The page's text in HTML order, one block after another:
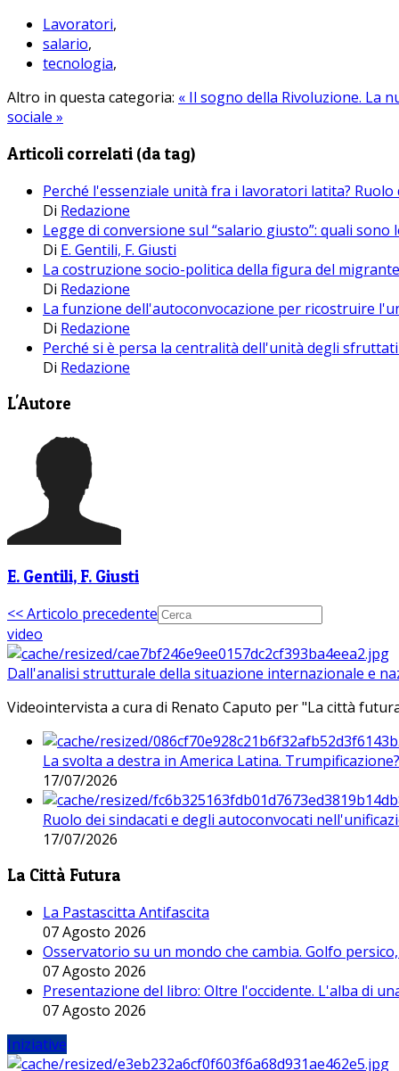
Lavoratori,
salario,
tecnologia,
Altro in questa categoria: « Il sogno della Rivoluzione. La
sociale »
Articoli correlati (da tag)
Perché l'essenziale unità fra i lavoratori latita? Ruolo
Di Redazione
Legge di conversione sul “salario giusto”: quali sono
Di E. Gentili, F. Giusti
La costruzione socio-politica della figura del
Di Redazione
La funzione dell'autoconvocazione per ricostruire
Di Redazione
Perché si è persa la centralità dell'unità degli
Di Redazione
L'Autore
E. Gentili, F. Giusti
<< Articolo precedente
video
Dall'analisi strutturale della situazione internazionale e
Videointervista a cura di Renato Caputo per "La città
La svolta a destra in America Latina. Trumpificazione?
17/07/2026
Ruolo dei sindacati e degli autoconvocati
17/07/2026
La Città Futura
La Pastascitta Antifascita
07 Agosto 2026
Osservatorio su un mondo che cambia. Golfo
07 Agosto 2026
Presentazione del libro: Oltre l'occidente. L'alba di
07 Agosto 2026
Iniziative